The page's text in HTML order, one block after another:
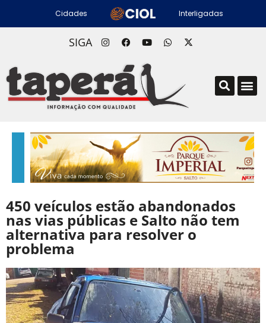
Cidades Interligadas
SIGA
450 veículos estão abandonados
nas vias públicas e Salto não tem
alternativa para resolver o
problema